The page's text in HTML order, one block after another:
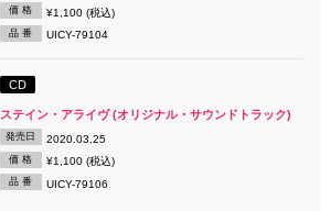
価 格 ¥1,100 (税込)
品 番 UICY-79104
CD
ステイン・アライヴ (オリジナル・サウンドトラック)
発売日 2020.03.25
価 格 ¥1,100 (税込)
品 番 UICY-79106